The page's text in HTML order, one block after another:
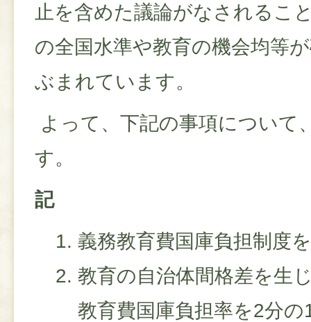
止を含めた議論がなされるこ
の全国水準や教育の機会均等
ぶまれています。
よって、下記の事項について
す。
記
義務教育費国庫負担制度
教育の自治体間格差を生
教育費国庫負担率を2分